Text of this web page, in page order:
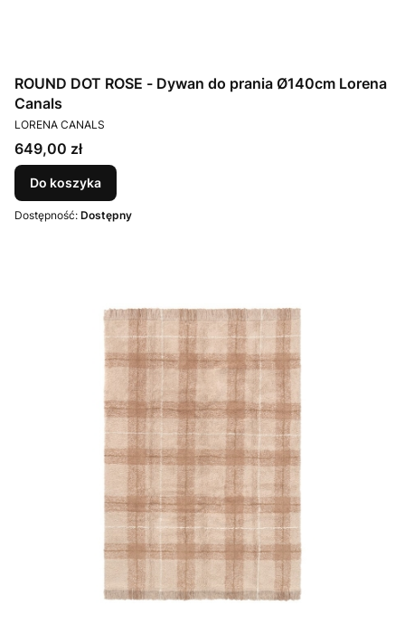
ROUND DOT ROSE - Dywan do prania Ø140cm Lorena
Canals
PRODUCENT
LORENA CANALS
Cena
649,00 zł
Do koszyka
Dostępność: Dostępny